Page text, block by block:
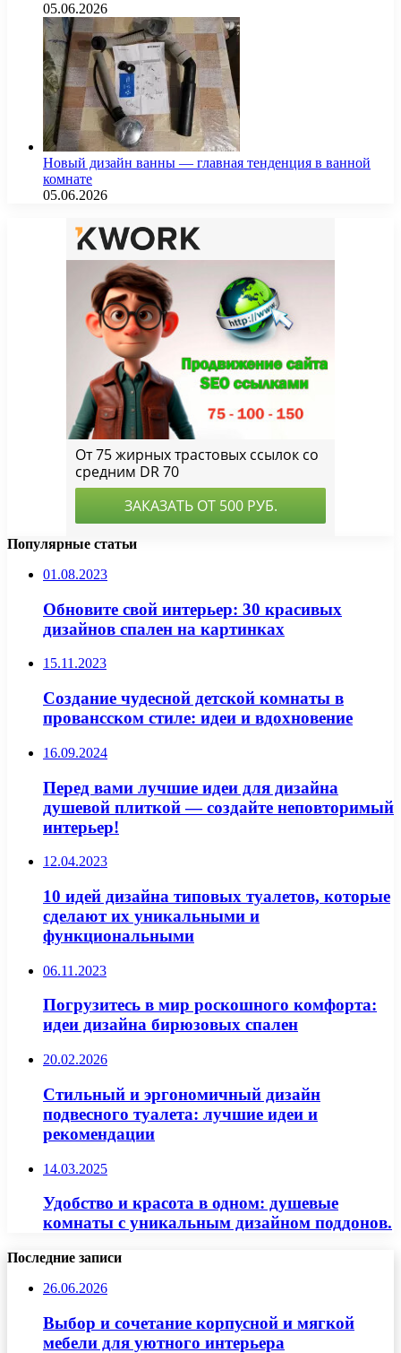
05.06.2026
Новый дизайн ванны — главная тенденция в ванной
комнате
05.06.2026
Популярные статьи
01.08.2023
Обновите свой интерьер: 30 красивых
дизайнов спален на картинках
15.11.2023
Создание чудесной детской комнаты в
провансском стиле: идеи и вдохновение
16.09.2024
Перед вами лучшие идеи для дизайна
душевой плиткой — создайте неповторимый
интерьер!
12.04.2023
10 идей дизайна типовых туалетов, которые
сделают их уникальными и
функциональными
06.11.2023
Погрузитесь в мир роскошного комфорта:
идеи дизайна бирюзовых спален
20.02.2026
Стильный и эргономичный дизайн
подвесного туалета: лучшие идеи и
рекомендации
14.03.2025
Удобство и красота в одном: душевые
комнаты с уникальным дизайном поддонов.
Последние записи
26.06.2026
Выбор и сочетание корпусной и мягкой
мебели для уютного интерьера